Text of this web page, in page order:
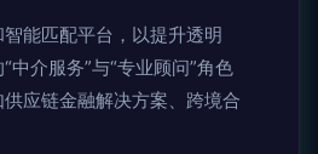
能匹配平台，以提升透明
介服务”与“专业顾问”角色
应链金融解决方案、跨境合